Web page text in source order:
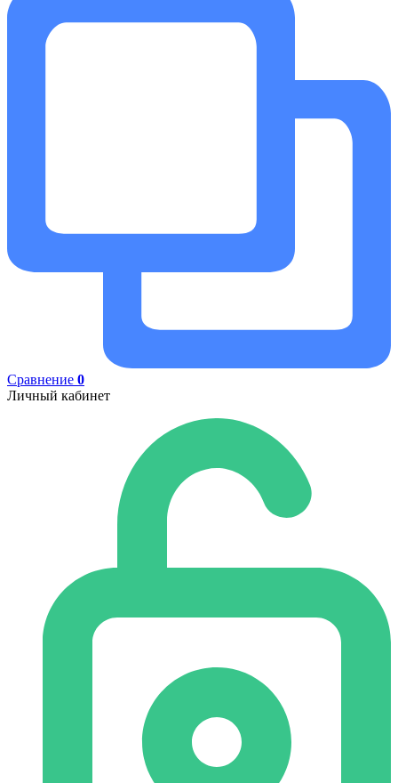
Сравнение 0
Личный кабинет